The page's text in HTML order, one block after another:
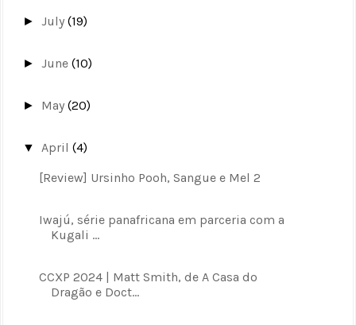
►July(19)
►June(10)
► May(20)
▼ April(4)
[Review] Ursinho Pooh, Sangue e Mel 2
Iwajú, série panafricana em parceria com a
Kugali ...
CCXP 2024 | Matt Smith, de A Casa do
Dragão e Doct...